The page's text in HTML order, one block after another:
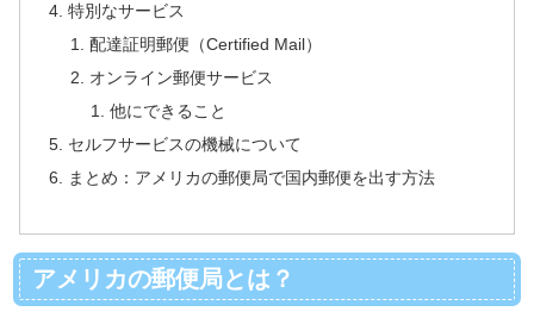
特別なサービス
配達証明郵便（Certified Mail）
オンライン郵便サービス
他にできること
セルフサービスの機械について
まとめ：アメリカの郵便局で国内郵便を出す方法
アメリカの郵便局とは？